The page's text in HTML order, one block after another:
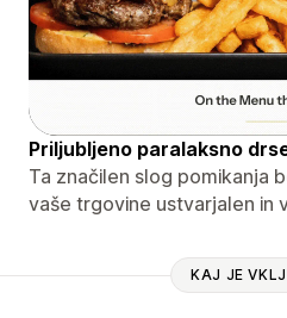
Priljubljeno paralaksno
Ta značilen slog pomikanja
vaše trgovine ustvarjalen in
KAJ JE